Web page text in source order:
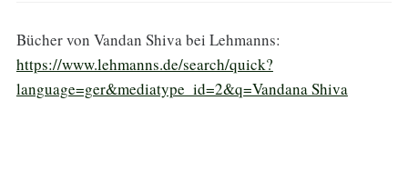
Bücher von Vandan Shiva bei Lehmanns:
https://www.lehmanns.de/search/quick?
language=ger&mediatype_id=2&q=Vandana Shiva